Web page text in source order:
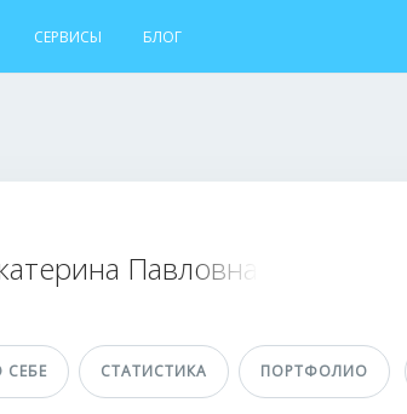
СЕРВИСЫ БЛОГ
Павловна
СЕБЕ СТАТИСТИКА ПОРТФОЛИО